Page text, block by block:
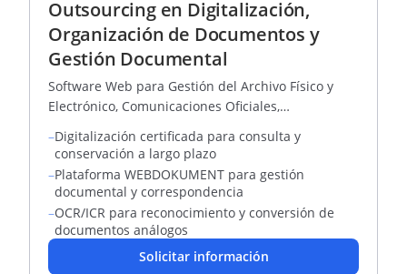
Outsourcing en Digitalización,
Organización de Documentos y
Gestión Documental
Software Web para Gestión del Archivo Físico y
Electrónico, Comunicaciones Oficiales,
–Digitalización certificada para consulta y
conservación a largo plazo
–Plataforma WEBDOKUMENT para gestión
documental y correspondencia
–OCR/ICR para reconocimiento y conversión de
documentos análogos
Solicitar información